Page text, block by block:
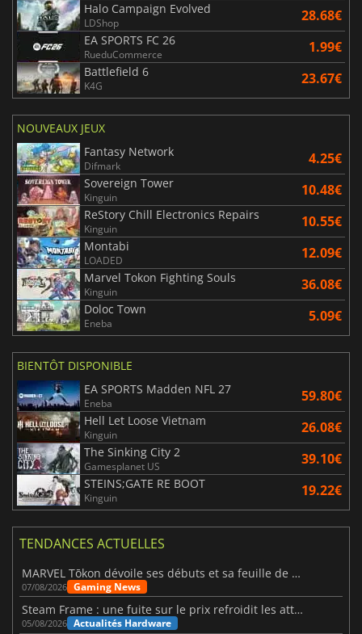
Halo Campaign Evolved
LDShop 28.68€
EA SPORTS FC 26
RueduCommerce 1.99€
Battlefield 6
K4G 23.67€
NOUVEAUX JEUX
Fantasy Network
Difmark 4.25€
Sovereign Tower
Kinguin 10.48€
ReStory Chill Electronics Repairs
Kinguin 10.55€
Montabi
LOADED 12.09€
Marvel Tokon Fighting Souls
Kinguin 36.08€
Doloc Town
Eneba 5.09€
BIENTÔT DISPONIBLE
EA SPORTS Madden NFL 27
Eneba 59.80€
Hell Let Loose Vietnam
Kinguin 26.08€
The Sinking City 2
Gamesplanet US 39.10€
STEINS;GATE RE BOOT
Kinguin 19.22€
TENDANCES ACTUELLES
MARVEL Tōkon dévoile ses débuts et sa feuille de route
07/08/2026 Gaming News
Steam Frame : une fuite sur le prix refroidit les attentes VR
05/08/2026 Actualités Hardware